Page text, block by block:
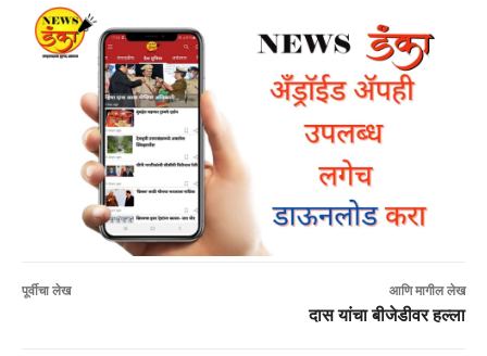
पूर्वीचा लेख आणि मागील लेख
दास यांचा बीजेडीवर हल्ला